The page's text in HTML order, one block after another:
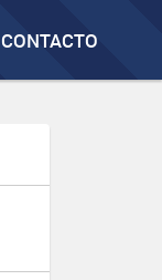
CONTACTO